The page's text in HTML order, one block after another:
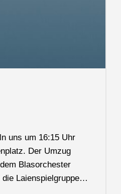
uns um 16:15 Uhr
Der Umzug
Blasorchester
die Laienspielgruppe…